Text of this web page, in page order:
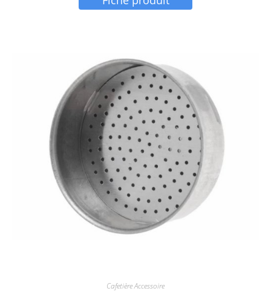
Cafetière Accessoire